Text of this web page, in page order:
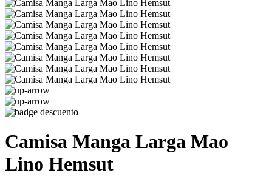
Camisa Manga Larga Mao
Lino Hemsut